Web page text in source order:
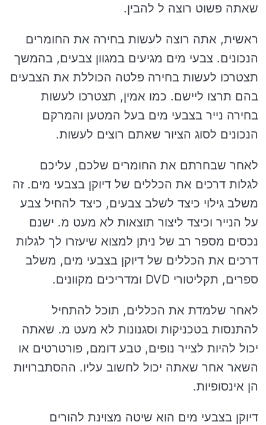
שאתה פשוט רוצה ל להבין.
ראשית, אתה רוצה לעשות בחירה את החומרים
הנכונים. צבעי מים מגיעים במגוון צבעים, בהמשך
תצטרכו לעשות בחירה פלטה הכוללת את הצבעים
בהם תרצו ליישם. כמו אמין, תצטרכו לעשות
בחירה נייר בצבעי מים בעל המטען והמרקם
הנכונים לסוג הציור שאתם רוצים לעשות.
לאחר שבחרתם את החומרים שלכם, עליכם
לגלות דרכים את הכללים של דיוקן בצבעי מים. זה
משלב גילוי כיצד לשלב צבעים, כיצד להחיל צבע
על הנייר וכיצד ליצור תוצאות לא מעט מ. ישנם
נכסים מספר רב של ניתן למצוא שיעזרו לך לגלות
דרכים את הכללים של דיוקן בצבעי מים, משלב
ספרים, תקליטורי DVD ומדריכים מקוונים.
לאחר שלמדת את הכללים, תוכל להתחיל
להתנסות בטכניקות וסגנונות לא מעט מ. שאתה
יכול להיות לצייר נופים, טבע דומם, פורטרטים או
השאר אחר שאתה יכול לחשוב עליו. ההסתברויות
הן אינסופיות.
דיוקן בצבעי מים הוא שיטה מצוינת להורים